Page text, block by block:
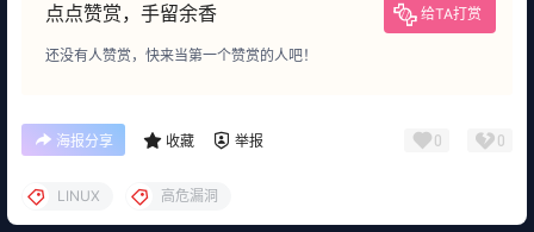
点点赞赏，手留余香 给TA打赏
还没有人赞赏，快来当第一个赞赏的人吧！
海报分享 收藏 举报 0 0
LINUX 高危漏洞